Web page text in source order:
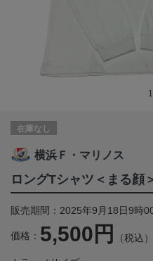
在庫なし
横浜Ｆ・マリノス
ロングTシャツ＜まる顔
販売期間：2025年9月18日9時
価格： 5,500円 （税込）